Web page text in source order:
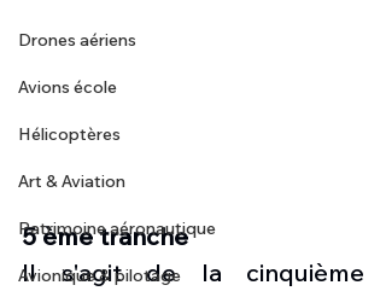
Drones aériens
Avions école
Hélicoptères
Art & Aviation
Patrimoine aéronautique
Avionique & pilotage
5 ème tranche
Il s'agit de la cinquième